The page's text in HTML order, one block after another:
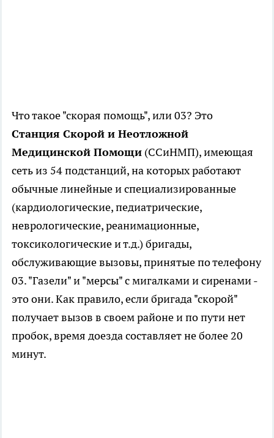
Что такое "скорая помощь", или 03? Это
Станция Скорой и Неотложной
Медицинской Помощи (ССиНМП), имеющая
сеть из 54 подстанций, на которых работают
обычные линейные и специализированные
(кардиологические, педиатрические,
неврологические, реанимационные,
токсикологические и т.д.) бригады,
обслуживающие вызовы, принятые по телефону
03. "Газели" и "мерсы" с мигалками и сиренами -
это они. Как правило, если бригада "скорой"
получает вызов в своем районе и по пути нет
пробок, время доезда составляет не более 20
минут.